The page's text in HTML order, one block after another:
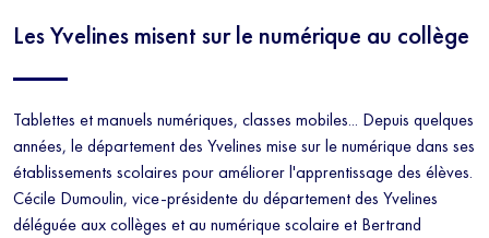
Les Yvelines misent sur le numérique au collège
Tablettes et manuels numériques, classes mobiles... Depuis quelques
années, le département des Yvelines mise sur le numérique dans ses
établissements scolaires pour améliorer l'apprentissage des élèves.
Cécile Dumoulin, vice-présidente du département des Yvelines
déléguée aux collèges et au numérique scolaire et Bertrand